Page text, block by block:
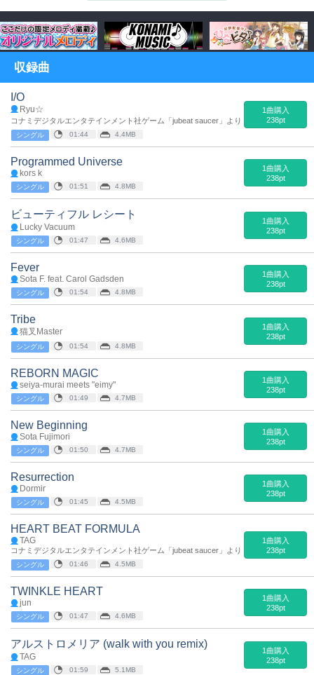
収録曲
I/O
Ryu☆
コナミデジタルエンタテインメント社ゲーム「jubeat saucer」より
シングル 01:44 4.4MB
1曲購入
238pt
Programmed Universe
kors k
シングル 01:51 4.8MB
1曲購入
238pt
ビューティフル レシート
Lucky Vacuum
シングル 01:47 4.6MB
1曲購入
238pt
Fever
Sota F. feat. Carol Gadsden
シングル 01:54 4.8MB
1曲購入
238pt
Tribe
猫叉Master
シングル 01:54 4.8MB
1曲購入
238pt
REBORN MAGIC
seiya-murai meets "eimy"
シングル 01:49 4.7MB
1曲購入
238pt
New Beginning
Sota Fujimori
シングル 01:50 4.7MB
1曲購入
238pt
Resurrection
Dormir
シングル 01:45 4.5MB
1曲購入
238pt
HEART BEAT FORMULA
TAG
コナミデジタルエンタテインメント社ゲーム「jubeat saucer」より
シングル 01:46 4.5MB
1曲購入
238pt
TWINKLE HEART
jun
シングル 01:47 4.6MB
1曲購入
238pt
アルストロメリア (walk with you remix)
TAG
シングル 01:59 5.1MB
1曲購入
238pt